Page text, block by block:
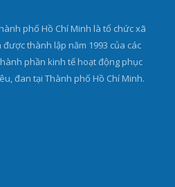
phố Hồ Chí Minh là tổ chức xã
thành lập năm 1993 của các
phần kinh tế hoạt động phục
đan tại Thành phố Hồ Chí Minh.